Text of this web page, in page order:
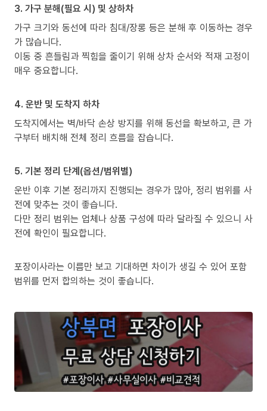
3. 가구 분해(필요 시) 및 상하차
가구 크기와 동선에 따라 침대/장롱 등은 분해 후 이동하는 경우
가 많습니다.
이동 중 흔들림과 찍힘을 줄이기 위해 상차 순서와 적재 고정이
매우 중요합니다.
4. 운반 및 도착지 하차
도착지에서는 벽/바닥 손상 방지를 위해 동선을 확보하고, 큰 가
구부터 배치해 전체 정리 흐름을 잡습니다.
5. 기본 정리 단계(옵션/범위별)
운반 이후 기본 정리까지 진행되는 경우가 많아, 정리 범위를 사
전에 맞추는 것이 좋습니다.
다만 정리 범위는 업체나 상품 구성에 따라 달라질 수 있으니 사
전에 확인이 필요합니다.
포장이사라는 이름만 보고 기대하면 차이가 생길 수 있어 포함
범위를 먼저 합의하는 것이 좋습니다.